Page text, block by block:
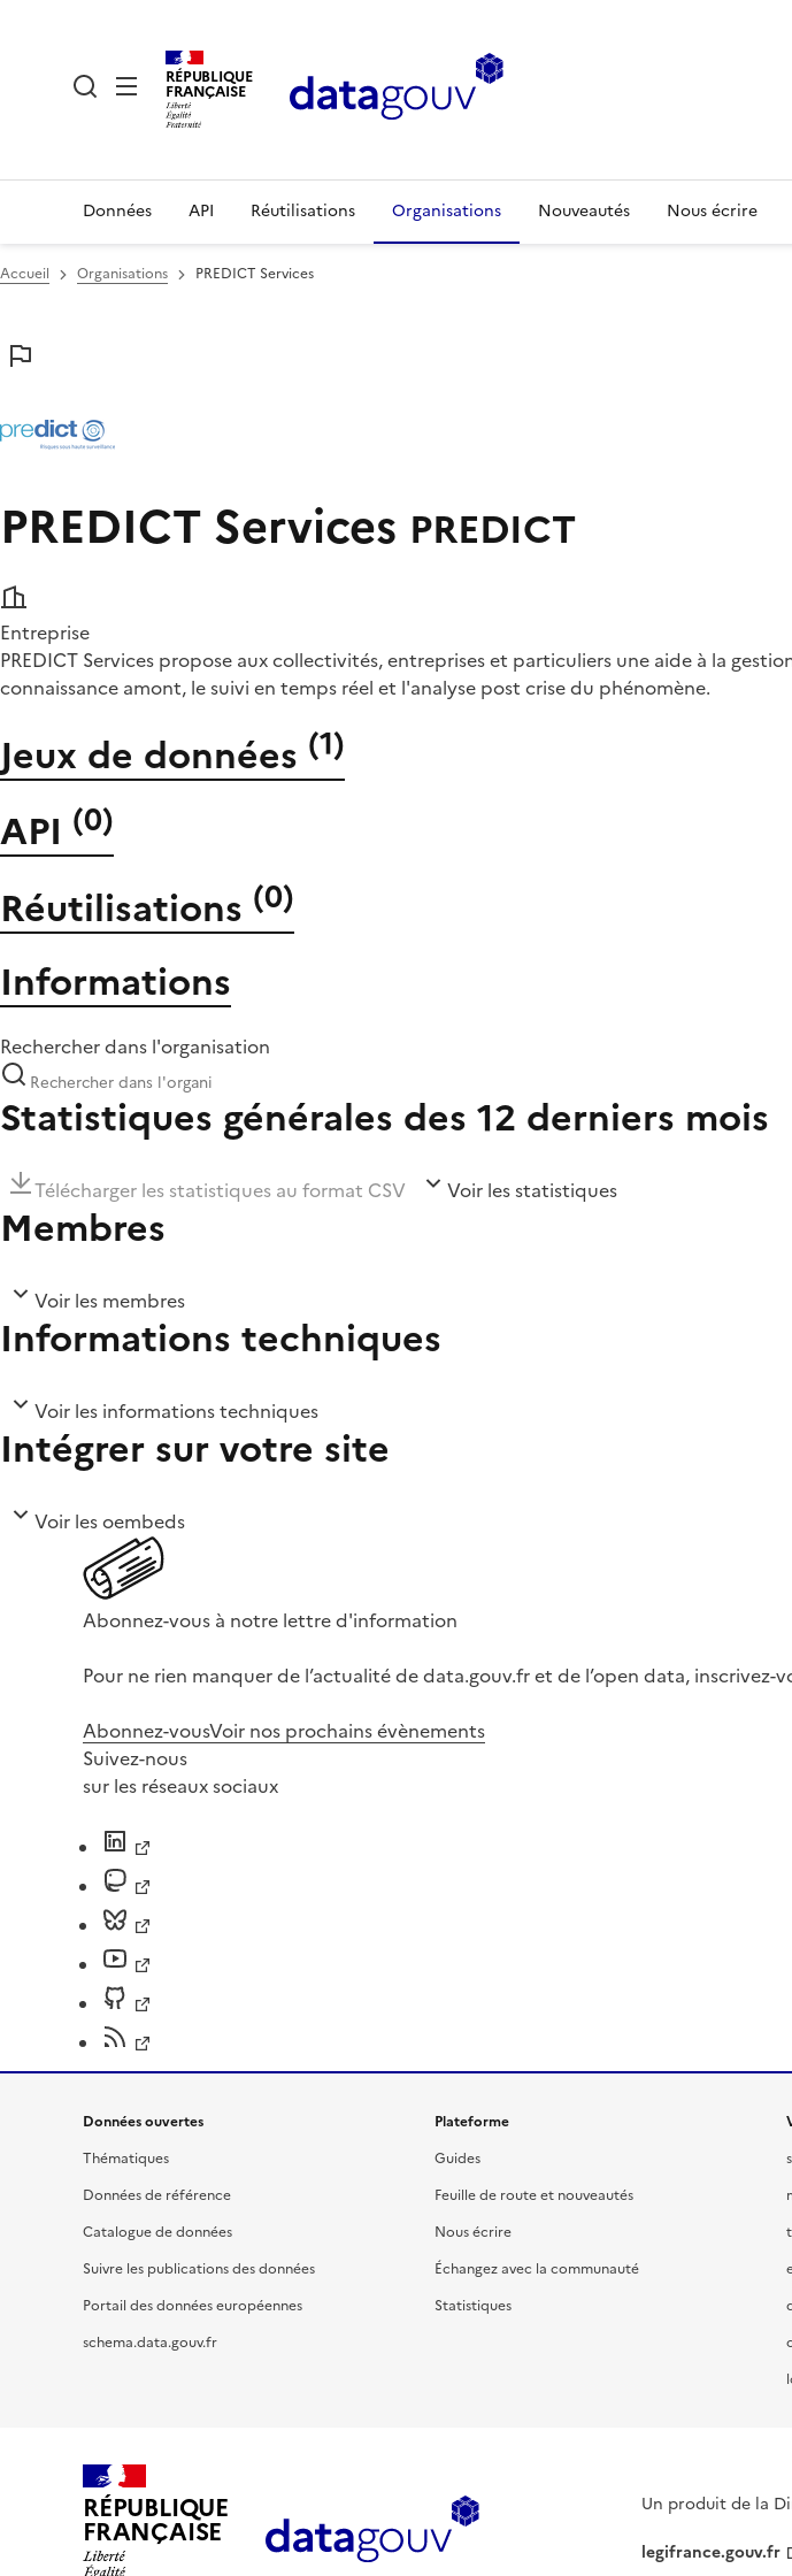
RÉPUBLIQUE
FRANÇAISE
Données API Réutilisations Organisations Nouveautés Nous écrire
Accueil Organisations PREDICT Services
PREDICT Services PREDICT
Entreprise
PREDICT Services propose aux collectivités, entreprises et particuliers une aide à la
connaissance amont, le suivi en temps réel et l'analyse post crise du phénomène.
Jeux de données (1)
API (0)
Réutilisations (0)
Informations
Rechercher dans l'organisation
Statistiques générales des 12 derniers mois
Télécharger les statistiques au format CSV Voir les statistiques
Membres
Voir les membres
Informations techniques
Voir les informations techniques
Intégrer sur votre site
Voir les oembeds
Abonnez-vous à notre lettre d'information
Pour ne rien manquer de l’actualité de data.gouv.fr et de l’open data,
Abonnez-vousVoir nos prochains évènements
Suivez-nous
sur les réseaux sociaux
Données ouvertes
Thématiques
Données de référence
Catalogue de données
Suivre les publications des données
Portail des données européennes
schema.data.gouv.fr
Plateforme
Guides
Feuille de route et nouveautés
Nous écrire
Échangez avec la communauté
Statistiques
RÉPUBLIQUE
FRANÇAISE
Un produit de la
legifrance.gouv.fr